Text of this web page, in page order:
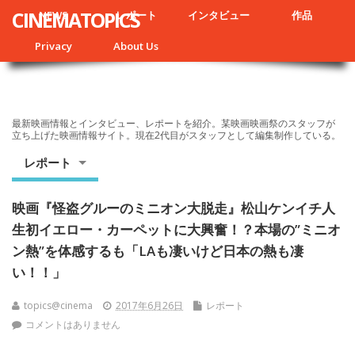
NEWS レポート インタビュー 作品
Privacy About Us
CINEMATOPICS
最新映画情報とインタビュー、レポートを紹介。某映画映画祭のスタッフが
立ち上げた映画情報サイト。現在2代目がスタッフとして編集制作している。
レポート
映画『怪盗グルーのミニオン大脱走』松山ケンイチ人
生初イエロー・カーペットに大興奮！？本場の”ミニオ
ン熱”を体感するも「LAも凄いけど日本の熱も凄
い！！」
topics@cinema 2017年6月26日
レポート
コメントはありません